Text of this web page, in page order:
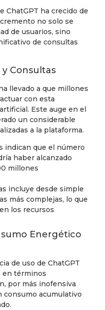
ChatGPT ha crecido de
no solo se
de usuarios, sino
de consultas
Consultas
llevado a que millones
con esta
Este auge en el
un considerable
a la plataforma.
indican que el número
haber alcanzado
millones
incluye desde simple
más complejas, lo que
los recursos
Energético
de uso de ChatGPT
en términos
por más inofensiva
consumo acumulativo